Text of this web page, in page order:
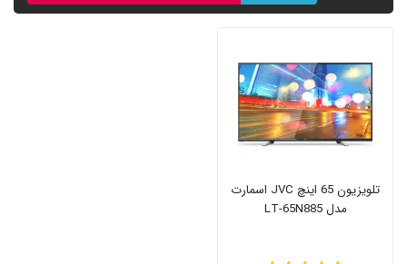
تلویزیون 65 اینچ JVC اسمارت
مدل LT-65N885